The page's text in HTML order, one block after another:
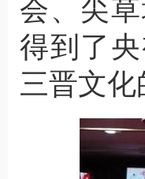
会、尖
得到了
三晋文化